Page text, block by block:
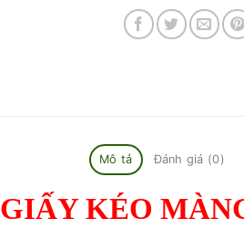
Mô tả Đánh giá (0)
GIẤY KÉO